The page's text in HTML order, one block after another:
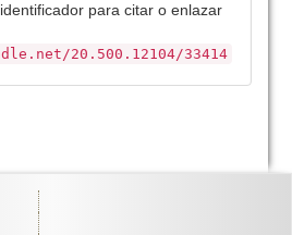
para citar o enlazar
20.500.12104/33414